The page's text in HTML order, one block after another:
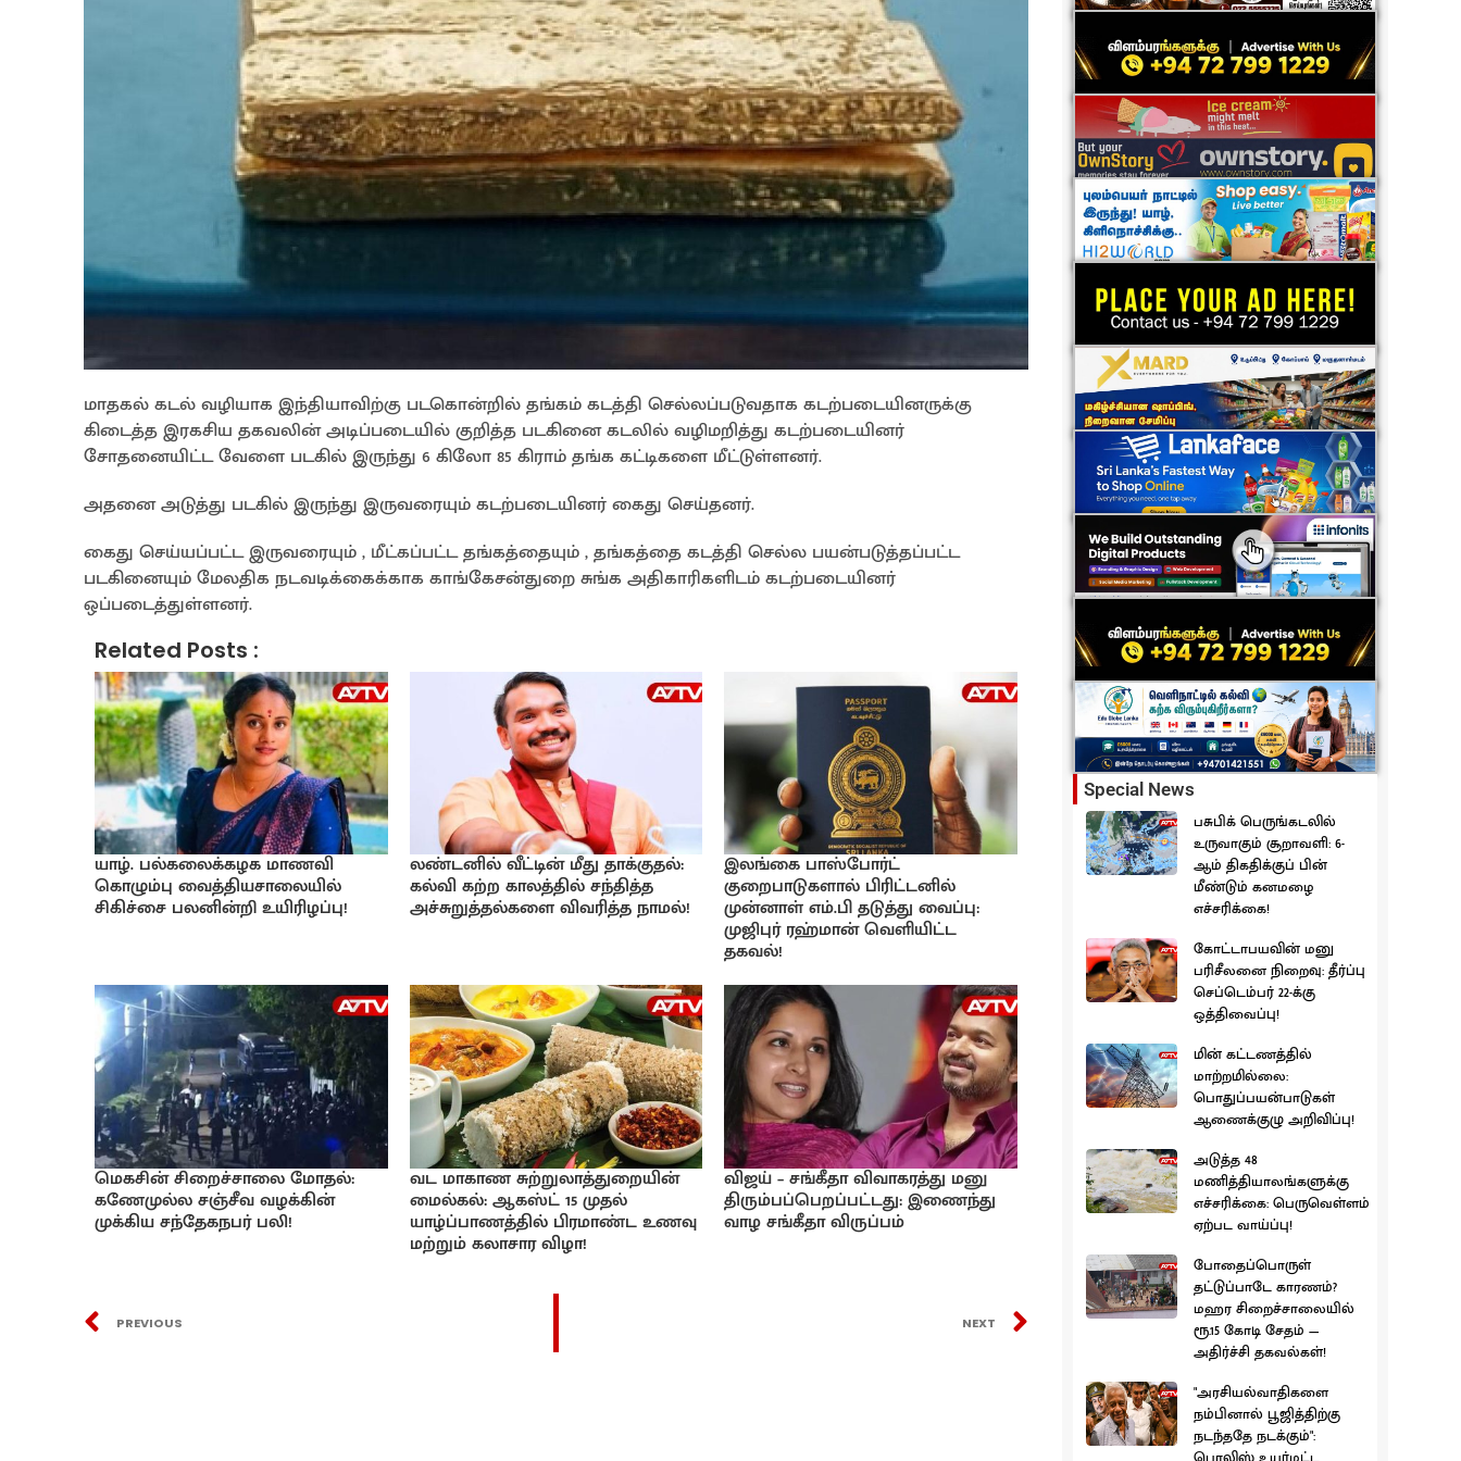
மாதகல் கடல் வழியாக இந்தியாவிற்கு படகொன்றில் தங்கம் கடத்தி செல்லப்படுவதாக கடற்படையினருக்கு
கிடைத்த இரகசிய தகவலின் அடிப்படையில் குறித்த படகினை கடலில் வழிமறித்து கடற்படையினர்
சோதனையிட்ட வேளை படகில் இருந்து 6 கிலோ 85 கிராம் தங்க கட்டிகளை மீட்டுள்ளனர்.
அதனை அடுத்து படகில் இருந்து இருவரையும் கடற்படையினர் கைது செய்தனர்.
கைது செய்யப்பட்ட இருவரையும் , மீட்கப்பட்ட தங்கத்தையும் , தங்கத்தை கடத்தி செல்ல பயன்படுத்தப்பட்ட
படகினையும் மேலதிக நடவடிக்கைக்காக காங்கேசன்துறை சுங்க அதிகாரிகளிடம் கடற்படையினர்
ஒப்படைத்துள்ளனர்.
Related Posts :
யாழ். பல்கலைக்கழக மாணவி
கொழும்பு வைத்தியசாலையில்
சிகிச்சை பலனின்றி உயிரிழப்பு!
லண்டனில் வீட்டின் மீது தாக்குதல்:
கல்வி கற்ற காலத்தில் சந்தித்த
அச்சுறுத்தல்களை விவரித்த நாமல்!
இலங்கை பாஸ்போர்ட்
குறைபாடுகளால் பிரிட்டனில்
முன்னாள் எம்.பி தடுத்து வைப்பு:
முஜிபுர் ரஹ்மான் வெளியிட்ட
தகவல்!
மெகசின் சிறைச்சாலை மோதல்:
கணேமுல்ல சஞ்சீவ வழக்கின்
முக்கிய சந்தேகநபர் பலி!
வட மாகாண சுற்றுலாத்துறையின்
மைல்கல்: ஆகஸ்ட் 15 முதல்
யாழ்ப்பாணத்தில் பிரமாண்ட உணவு
மற்றும் கலாசார விழா!
விஜய் – சங்கீதா விவாகரத்து மனு
திரும்பப்பெறப்பட்டது: இணைந்து
வாழ சங்கீதா விருப்பம்
PREVIOUS NEXT
Special News
பசுபிக் பெருங்கடலில்
உருவாகும் சூறாவளி: 6-
ஆம் திகதிக்குப் பின்
மீண்டும் கனமழை
எச்சரிக்கை!
கோட்டாபயவின் மனு
பரிசீலனை நிறைவு: தீர்ப்பு
செப்டெம்பர் 22-க்கு
ஒத்திவைப்பு!
மின் கட்டணத்தில்
மாற்றமில்லை:
பொதுப்பயன்பாடுகள்
ஆணைக்குழு அறிவிப்பு!
அடுத்த 48
மணித்தியாலங்களுக்கு
எச்சரிக்கை: பெருவெள்ளம்
ஏற்பட வாய்ப்பு!
போதைப்பொருள்
தட்டுப்பாடே காரணம்?
மஹர சிறைச்சாலையில்
ரூ.15 கோடி சேதம் —
அதிர்ச்சி தகவல்கள்!
"அரசியல்வாதிகளை
நம்பினால் பூஜித்திற்கு
நடந்ததே நடக்கும்":